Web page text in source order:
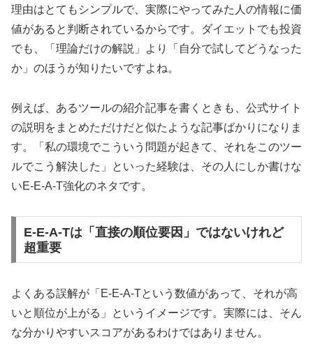
理由はとてもシンプルで、実際にやってみた人の情報に価
値があると判断されているからです。ダイエットでも投資
でも、「理論だけの解説」より「自分で試してどうなった
か」のほうが知りたいですよね。
例えば、あるツールの紹介記事を書くときも、公式サイト
の説明をまとめただけだと似たような記事ばかりになりま
す。「私の環境でこういう問題が起きて、それをこのツー
ルでこう解決した」といった経験は、その人にしか書けな
いE-E-A-T強化のネタです。
E-E-A-Tは「直接の順位要因」ではないけれど
超重要
よくある誤解が「E-E-A-Tという数値があって、それが高
いと順位が上がる」というイメージです。実際には、そん
な分かりやすいスコアがあるわけではありません。